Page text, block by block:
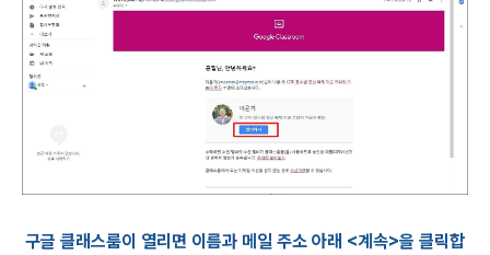
구글 클래스룸이 열리면 이름과 메일 주소 아래 <계속>을 클릭합